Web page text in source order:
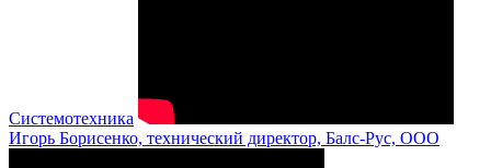
Системотехника
Игорь Борисенко, технический директор, Балс-Рус, ООО